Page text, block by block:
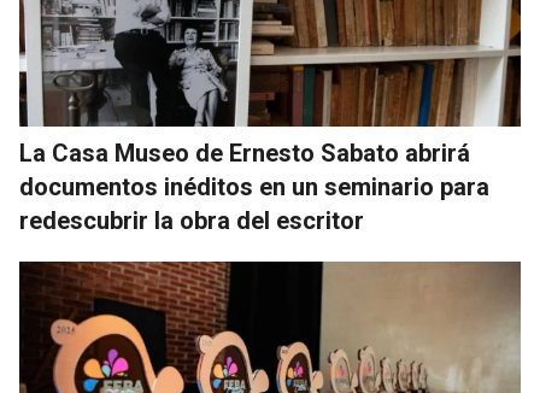
La Casa Museo de Ernesto Sabato abrirá
documentos inéditos en un seminario para
redescubrir la obra del escritor